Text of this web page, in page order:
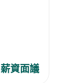
薪資面議